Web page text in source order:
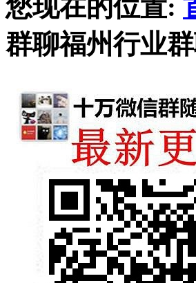
您现在的位置:
群聊福州行业